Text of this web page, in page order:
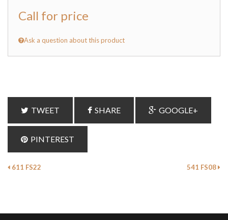
Call for price
Ask a question about this product
TWEET SHARE GOOGLE+
PINTEREST
611 FS22 541 FS08